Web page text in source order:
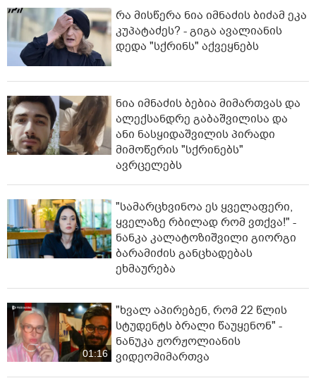
რა მისწერა ნია იმნაძის ბიძამ ეკა
კუპატაძეს? - გიგა ავალიანის
დედა "სქრინს" აქვეყნებს
ნია იმნაძის ბებია მიმართვას და
ალექსანდრე გაბაშვილისა და
ანი ნასყიდაშვილის პირადი
მიმოწერის "სქრინებს"
ავრცელებს
"სა­მარ­ცხვი­ნოა ეს ყვე­ლა­ფე­რი,
ყვე­ლა­ზე რბი­ლად რომ ვთქვა!" -
ნანკა კალატოზიშვილი გიორგი
ბარამიძის განცხადებას
ეხმაურება
01:16
"ხვალ აპირებენ, რომ 22 წლის
სტუდენტს ბრალი წაუყენონ" -
ნანუკა ჟორჟოლიანის
ვიდეომიმართვა